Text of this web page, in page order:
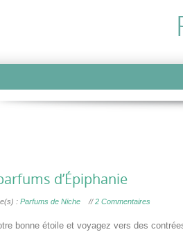
d’Épiphanie
: Parfums de Niche //2 Commentaires
bonne étoile et voyagez vers des